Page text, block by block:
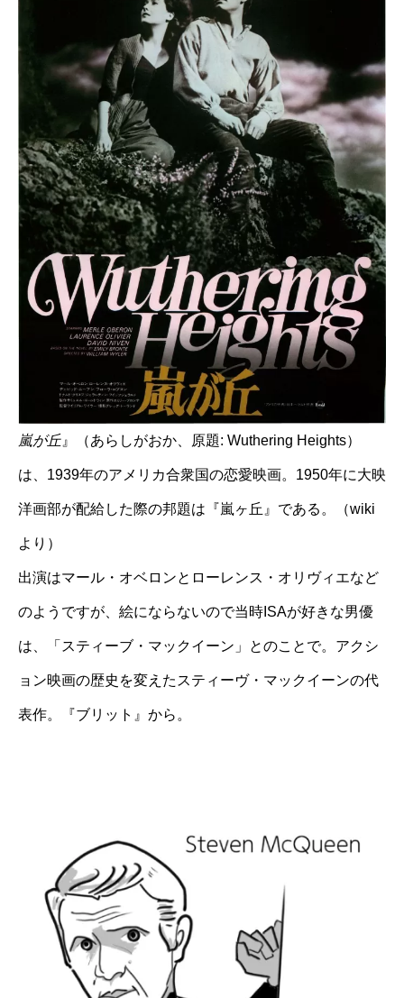
嵐が丘』（あらしがおか、原題: Wuthering Heights）
は、1939年のアメリカ合衆国の恋愛映画。1950年に大映
洋画部が配給した際の邦題は『嵐ヶ丘』である。（wiki
より）
出演はマール・オベロンとローレンス・オリヴィエなど
のようですが、絵にならないので当時ISAが好きな男優
は、「スティーブ・マックイーン」とのことで。アクシ
ョン映画の歴史を変えたスティーヴ・マックイーンの代
表作。『ブリット』から。